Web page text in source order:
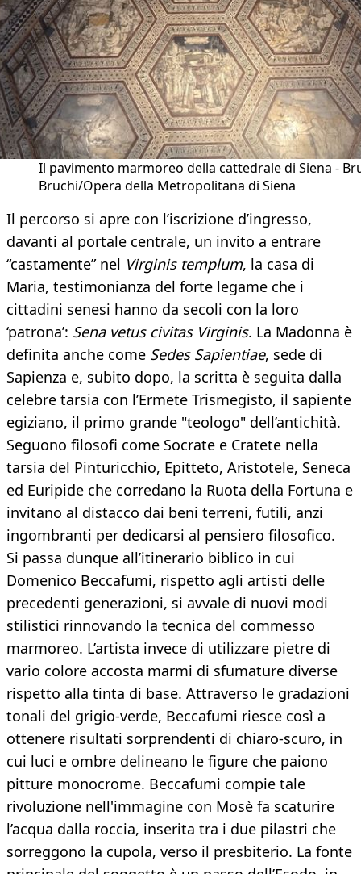
Il pavimento marmoreo della cattedrale di Siena -
Bruchi/Opera della Metropolitana di Siena
Il percorso si apre con l’iscrizione d’ingresso,
davanti al portale centrale, un invito a entrare
“castamente” nel Virginis templum, la casa di
Maria, testimonianza del forte legame che i
cittadini senesi hanno da secoli con la loro
‘patrona’: Sena vetus civitas Virginis. La Madonna è
definita anche come Sedes Sapientiae, sede di
Sapienza e, subito dopo, la scritta è seguita dalla
celebre tarsia con l’Ermete Trismegisto, il sapiente
egiziano, il primo grande "teologo" dell’antichità.
Seguono filosofi come Socrate e Cratete nella
tarsia del Pinturicchio, Epitteto, Aristotele, Seneca
ed Euripide che corredano la Ruota della Fortuna e
invitano al distacco dai beni terreni, futili, anzi
ingombranti per dedicarsi al pensiero filosofico.
Si passa dunque all’itinerario biblico in cui
Domenico Beccafumi, rispetto agli artisti delle
precedenti generazioni, si avvale di nuovi modi
stilistici rinnovando la tecnica del commesso
marmoreo. L’artista invece di utilizzare pietre di
vario colore accosta marmi di sfumature diverse
rispetto alla tinta di base. Attraverso le gradazioni
tonali del grigio-verde, Beccafumi riesce così a
ottenere risultati sorprendenti di chiaro-scuro, in
cui luci e ombre delineano le figure che paiono
pitture monocrome. Beccafumi compie tale
rivoluzione nell'immagine con Mosè fa scaturire
l’acqua dalla roccia, inserita tra i due pilastri che
sorreggono la cupola, verso il presbiterio. La fonte